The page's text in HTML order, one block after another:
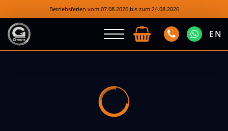
Betriebsferien vom 07.08.2026 bis zum 24.08.2026
EN